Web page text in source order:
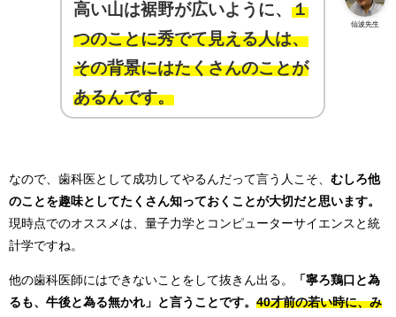
仙波先生
高い山は裾野が広いように、 １
つのことに秀でて見える人は、
その背景にはたくさんのことが
あるんです。
なので、歯科医として成功してやるんだって言う人こそ、 むしろ他
のことを趣味としてたくさん知っておくことが大切だと思います。
現時点でのオススメは、量子力学とコンピューターサイエンスと統
計学ですね。
他の歯科医師にはできないことをして抜きん出る。
「寧ろ鶏口と為
るも、牛後と為る無かれ」と言うことです。 40才前の若い時に、み